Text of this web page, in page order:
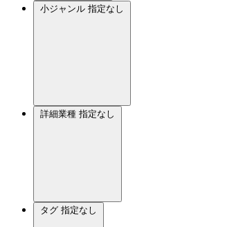
小ジャンル 指定なし
詳細業種 指定なし
タグ 指定なし